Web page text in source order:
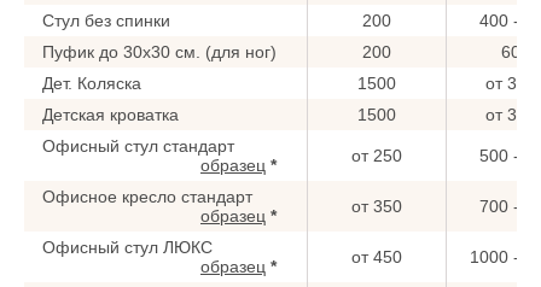
Стул без спинки
200
400 -
Пуфик до 30x30 см. (для ног)
200
600
Дет. Коляска
1500
от
Детская кроватка
1500
от
Офисный стул стандарт
образец * от 250 500 -
Офисное кресло стандарт
образец * от 350 700 -
Офисный стул ЛЮКС
образец * от 450 1000 -